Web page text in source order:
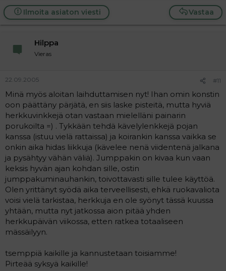
Vastaa
Ilmoita asiaton viesti
Hilppa
Vieras
22.09.2005 #11
Minä myös aloitan laihduttamisen nyt! Ihan omin konstin
oon päättäny pärjätä, en siis laske pisteitä, mutta hyviä
herkkuvinkkejä otan vastaan mielelläni painarin
porukoilta =) . Tykkään tehdä kävelylenkkejä pojan
kanssa (istuu vielä rattaissa) ja koirankin kanssa vaikka se
onkin aika hidas liikkuja (kävelee nenä viidentenä jalkana
ja pysähtyy vähän väliä). Jumppakin on kivaa kun vaan
keksis hyvän ajan kohdan sille, ostin
jumppakuminauhankin, toivottavasti sille tulee käyttöä.
Olen yrittänyt syödä aika terveellisesti, ehkä ruokavaliota
voisi vielä tarkistaa, herkkuja en ole syönyt tässä kuussa
yhtään, mutta nyt jatkossa aion pitää yhden
herkkupäivän viikossa, etten ratkea totaaliseen
mässäilyyn.
tsemppiä kaikille ja kannustetaan toisiamme!
Pirteää syksyä kaikille!